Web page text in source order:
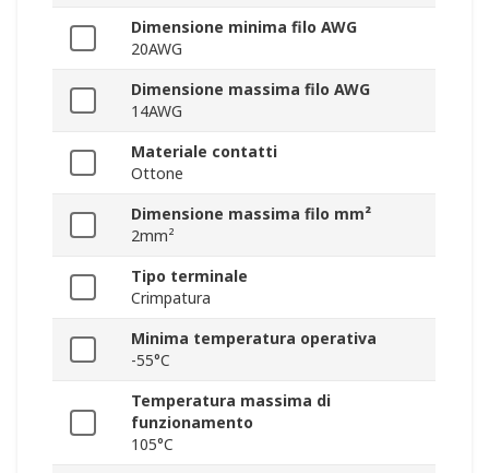
Dimensione minima filo AWG
20AWG
Dimensione massima filo AWG
14AWG
Materiale contatti
Ottone
Dimensione massima filo mm²
2mm²
Tipo terminale
Crimpatura
Minima temperatura operativa
-55°C
Temperatura massima di
funzionamento
105°C